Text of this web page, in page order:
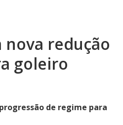
nova redução
goleiro
de regime para